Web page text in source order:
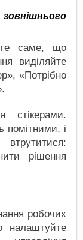
те саме, що
виділяйте
«Потрібно
стікерами.
помітними, і
рішення
робочих
налаштуйте